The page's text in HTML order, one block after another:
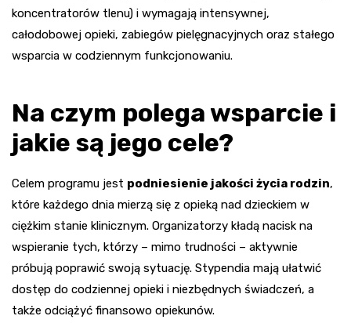
koncentratorów tlenu) i wymagają intensywnej,
całodobowej opieki, zabiegów pielęgnacyjnych oraz stałego
wsparcia w codziennym funkcjonowaniu.
Na czym polega wsparcie i
jakie są jego cele?
Celem programu jest podniesienie jakości życia rodzin,
które każdego dnia mierzą się z opieką nad dzieckiem w
ciężkim stanie klinicznym. Organizatorzy kładą nacisk na
wspieranie tych, którzy – mimo trudności – aktywnie
próbują poprawić swoją sytuację. Stypendia mają ułatwić
dostęp do codziennej opieki i niezbędnych świadczeń, a
także odciążyć finansowo opiekunów.